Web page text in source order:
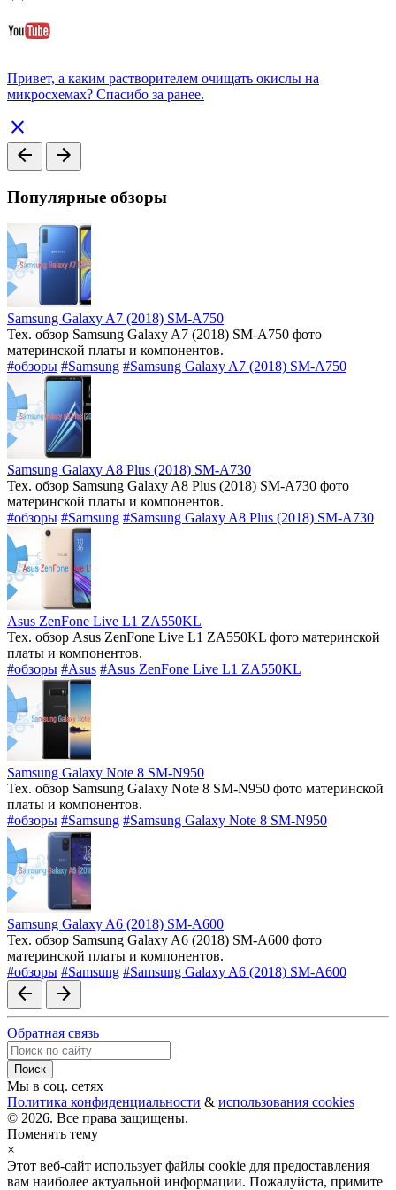
Привет, а каким растворителем очищать окислы на
микросхемах? Спасибо за ранее.
close
arrow_back
arrow_forward
Популярные обзоры
Samsung Galaxy A7 (2018) SM-A750
Тех. обзор Samsung Galaxy A7 (2018) SM-A750 фото
материнской платы и компонентов.
#обзоры #Samsung #Samsung Galaxy A7 (2018) SM-A750
Samsung Galaxy A8 Plus (2018) SM-A730
Тех. обзор Samsung Galaxy A8 Plus (2018) SM-A730 фото
материнской платы и компонентов.
#обзоры #Samsung #Samsung Galaxy A8 Plus (2018) SM-A730
Asus ZenFone Live L1 ZA550KL
Тех. обзор Asus ZenFone Live L1 ZA550KL фото материнской
платы и компонентов.
#обзоры #Asus #Asus ZenFone Live L1 ZA550KL
Samsung Galaxy Note 8 SM-N950
Тех. обзор Samsung Galaxy Note 8 SM-N950 фото материнской
платы и компонентов.
#обзоры #Samsung #Samsung Galaxy Note 8 SM-N950
Samsung Galaxy A6 (2018) SM-A600
Тех. обзор Samsung Galaxy A6 (2018) SM-A600 фото
материнской платы и компонентов.
#обзоры #Samsung #Samsung Galaxy A6 (2018) SM-A600
arrow_back arrow_forward
Обратная связь
Мы в соц. сетях
Политика конфиденциальности & использования cookies
© 2026. Все права защищены.
Поменять тему
×
Этот веб-сайт использует файлы cookie для предоставления
вам наиболее актуальной информации. Пожалуйста, примите